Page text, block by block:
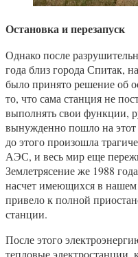
Остановка и перезапуск
Однако после
года близ города Спитак,
было принято решение об
то, что сама станция не
выполнять свои функции,
вынужденно пошло на этот
до этого произошла
АЭС, и весь мир еще
Землетрясение же 1988
насчет имеющихся в нашем
привело к полной
станции.
После этого